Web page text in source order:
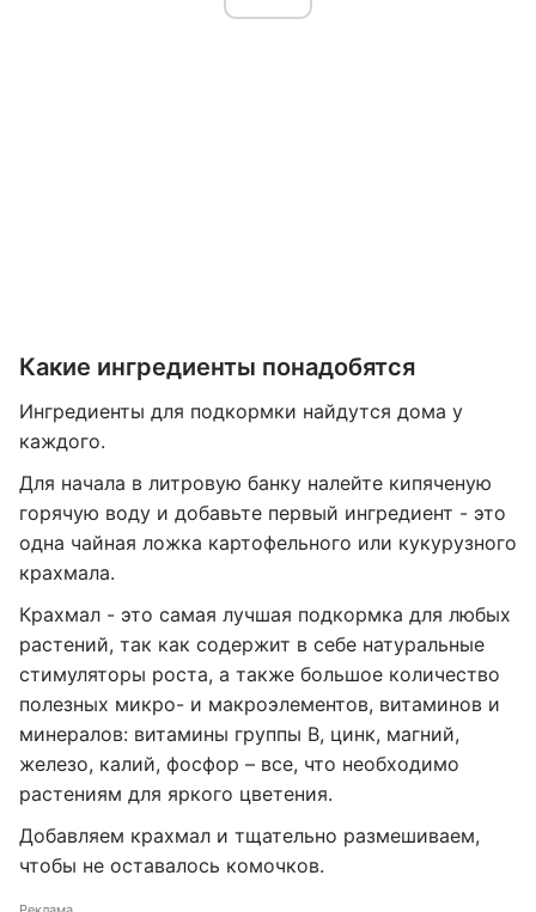
Какие ингредиенты понадобятся
Ингредиенты для подкормки найдутся дома у
каждого.
Для начала в литровую банку налейте кипяченую
горячую воду и добавьте первый ингредиент - это
одна чайная ложка картофельного или кукурузного
крахмала.
Крахмал - это самая лучшая подкормка для любых
растений, так как содержит в себе натуральные
стимуляторы роста, а также большое количество
полезных микро- и макроэлементов, витаминов и
минералов: витамины группы В, цинк, магний,
железо, калий, фосфор – все, что необходимо
растениям для яркого цветения.
Добавляем крахмал и тщательно размешиваем,
чтобы не оставалось комочков.